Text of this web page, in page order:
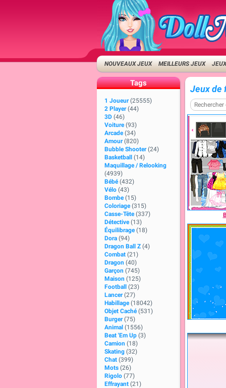
NOUVEAUX JEUX MEILLEURS JEUX
Tags
1 Joueur (25555)
2 Player (44)
3D (46)
Voiture (93)
Arcade (34)
Amour (820)
Bubble Shooter (24)
Basketball
(14)
Maquillage / Relooking
(4939)
Bébé (432)
Vélo (43)
Bombe (15)
Coloriage (315)
Casse-Tête (337)
Détective (13)
Équilibrage (18)
Dora (94)
Dragon Ball Z (4)
Combat (21)
Dragon (40)
Garçon (745)
Maison (125)
Football
(23)
Lancer (27)
Habillage (18042)
Objet Caché (531)
Burger (75)
Animal (1556)
Beat 'Em Up (3)
Camion (18)
Skating (32)
Chat (399)
Mots (26)
Rigolo (77)
Effrayant (21)
Jeux de